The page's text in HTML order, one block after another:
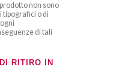
non sono
tipografici o di
di tali
RITIRO IN